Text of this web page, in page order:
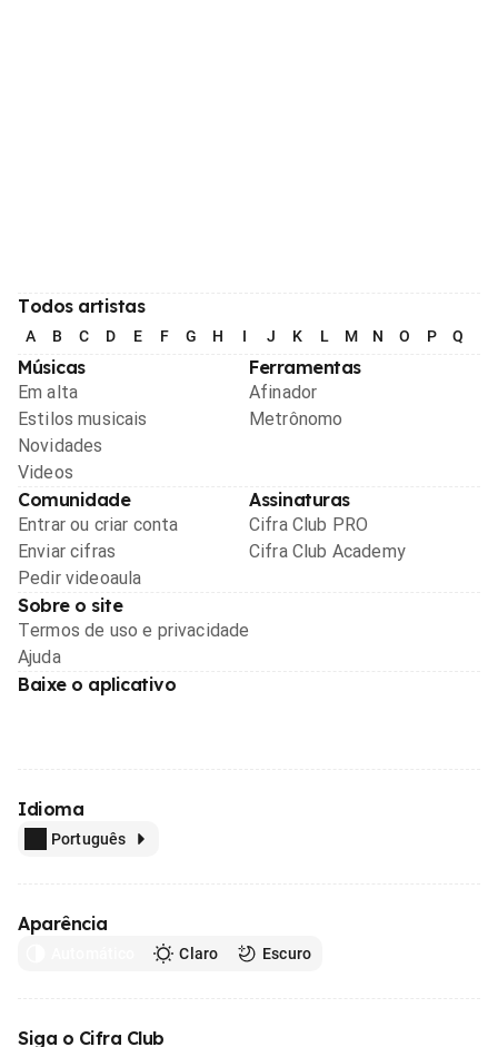
Todos artistas
A B C D E F G H I J K L M N O P Q
Músicas
Em alta
Estilos musicais
Novidades
Videos
Ferramentas
Afinador
Metrônomo
Comunidade
Entrar ou criar conta
Enviar cifras
Pedir videoaula
Assinaturas
Cifra Club PRO
Cifra Club Academy
Sobre o site
Termos de uso e privacidade
Ajuda
Baixe o aplicativo
Idioma
Português
Aparência
Claro Escuro
Siga o Cifra Club